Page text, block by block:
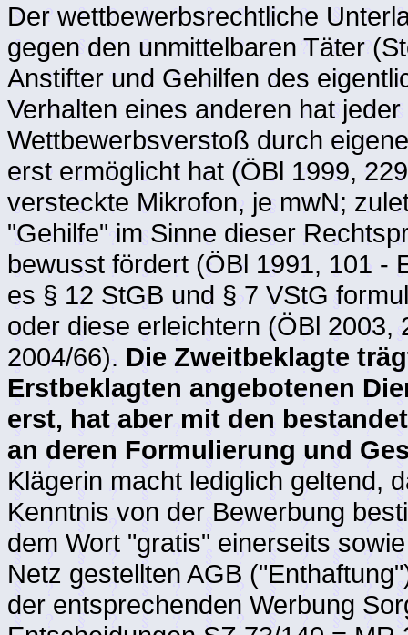
Der wettbewerbsrechtliche
gegen den unmittelbaren Täter
Anstifter und Gehilfen des
Verhalten eines anderen hat
Wettbewerbsverstoß durch
erst ermöglicht hat (ÖBl 1999,
versteckte Mikrofon, je mwN;
"Gehilfe" im Sinne dieser
bewusst fördert (ÖBl 1991, 101 -
es § 12 StGB und § 7 VStG
oder diese erleichtern (ÖBl
2004/66). Die Zweitbeklagte
Erstbeklagten angebotenen
erst, hat aber mit den
an deren Formulierung und
Klägerin macht lediglich geltend,
Kenntnis von der Bewerbung
dem Wort "gratis" einerseits
Netz gestellten AGB
der entsprechenden Werbung